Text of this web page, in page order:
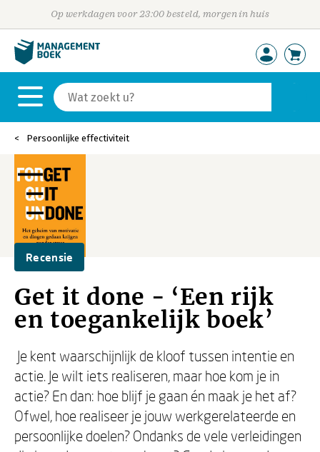
Op werkdagen voor 23:00 besteld, morgen in huis
Persoonlijke effectiviteit
Recensie
Get it done - ‘Een rijk
en toegankelijk boek’
Je kent waarschijnlijk de kloof tussen intentie en
actie. Je wilt iets realiseren, maar hoe kom je in
actie? En dan: hoe blijf je gaan én maak je het af?
Ofwel, hoe realiseer je jouw werkgerelateerde en
persoonlijke doelen? Ondanks de vele verleidingen